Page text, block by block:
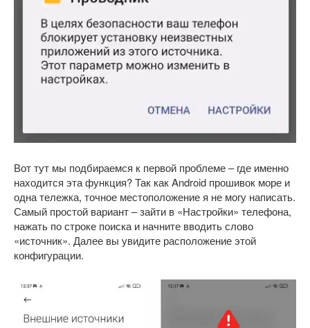
Вот тут мы подбираемся к первой проблеме – где именно
находится эта функция? Так как Android прошивок море и
одна тележка, точное местоположение я не могу написать.
Самый простой вариант – зайти в «Настройки» телефона,
нажать по строке поиска и начните вводить слово
«источник». Далее вы увидите расположение этой
конфигурации.